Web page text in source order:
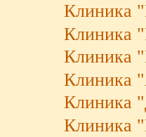
Клиника
Клиника
Клиника
Клиника
Клиника
Клиника